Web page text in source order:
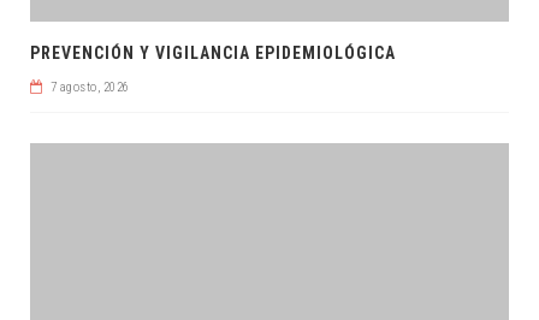
PREVENCIÓN Y VIGILANCIA EPIDEMIOLÓGICA
7 agosto, 2026